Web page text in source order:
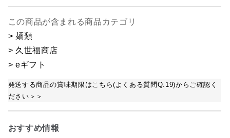
この商品が含まれる商品カテゴリ
> 麺類
> 久世福商店
> eギフト
発送する商品の賞味期限はこちら(よくある質問Q.19)からご確認く
ださい＞＞
おすすめ情報